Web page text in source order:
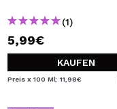
(1)
5,99€
KAUFEN
Preis x 100 Ml: 11,98€